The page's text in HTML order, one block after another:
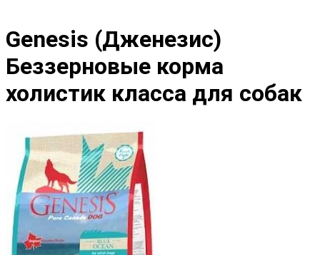
Genesis (Дженезис)
Беззерновые корма
холистик класса для собак